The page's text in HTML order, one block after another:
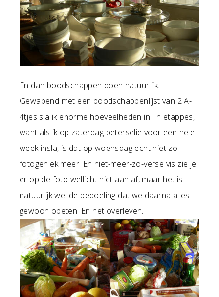
En dan boodschappen doen natuurlijk.
Gewapend met een boodschappenlijst van 2 A-
4tjes sla ik enorme hoeveelheden in. In etappes,
want als ik op zaterdag peterselie voor een hele
week insla, is dat op woensdag echt niet zo
fotogeniek meer. En niet-meer-zo-verse vis zie je
er op de foto wellicht niet aan af, maar het is
natuurlijk wel de bedoeling dat we daarna alles
gewoon opeten. En het overleven.